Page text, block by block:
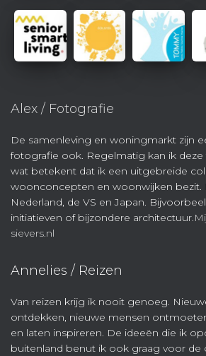
Alex / Fotografie
De samenleving en woningmarkt zijn
fotografie ook. Regelmatig kan ik
wat betekent dat ik een uitgebreide
woonconcepten en woonwijken bezit.
Nederland, de VS en Japan.
initiatieven of bijzondere architectuur.
sievers.nl
Annelies / Reizen
Van reizen krijg ik nooit genoeg.
ontdekken, nieuwe mensen
en laten inspireren. De ideeën die ik
buitenland benut ik ook graag voor de